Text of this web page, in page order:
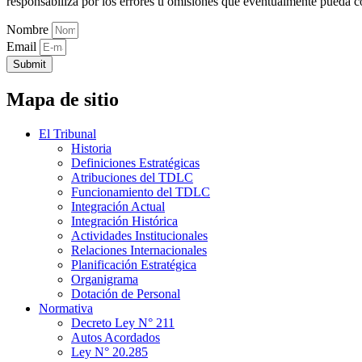
Nombre
Email
Submit
Mapa de sitio
El Tribunal
Historia
Definiciones Estratégicas
Atribuciones del TDLC
Funcionamiento del TDLC
Integración Actual
Integración Histórica
Actividades Institucionales
Relaciones Internacionales
Planificación Estratégica
Organigrama
Dotación de Personal
Normativa
Decreto Ley N° 211
Autos Acordados
Ley N° 20.285